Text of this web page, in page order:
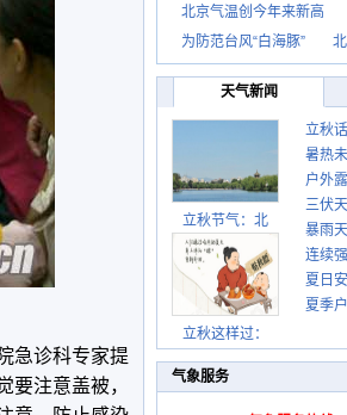
急诊科专家提
要注意盖被，
北京气温创今年来新高
为防范台风“白海豚”
天气新闻
立秋节气：北
立秋这样过：
立秋
先清
暑热
肩颈
户外
攻略
三伏
请收好
暴雨
示请
连续
这些
夏日
贴士
夏季
气象服务